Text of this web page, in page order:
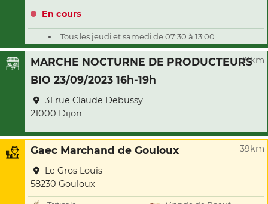
En cours
Tous les jeudi et samedi de 07:30 à 13:00
MARCHE NOCTURNE DE PRODUCTEURS
BIO 23/09/2023 16h-19h
39km
31 rue Claude Debussy
21000 Dijon
Gaec Marchand de Gouloux 39km
Le Gros Louis
58230 Gouloux